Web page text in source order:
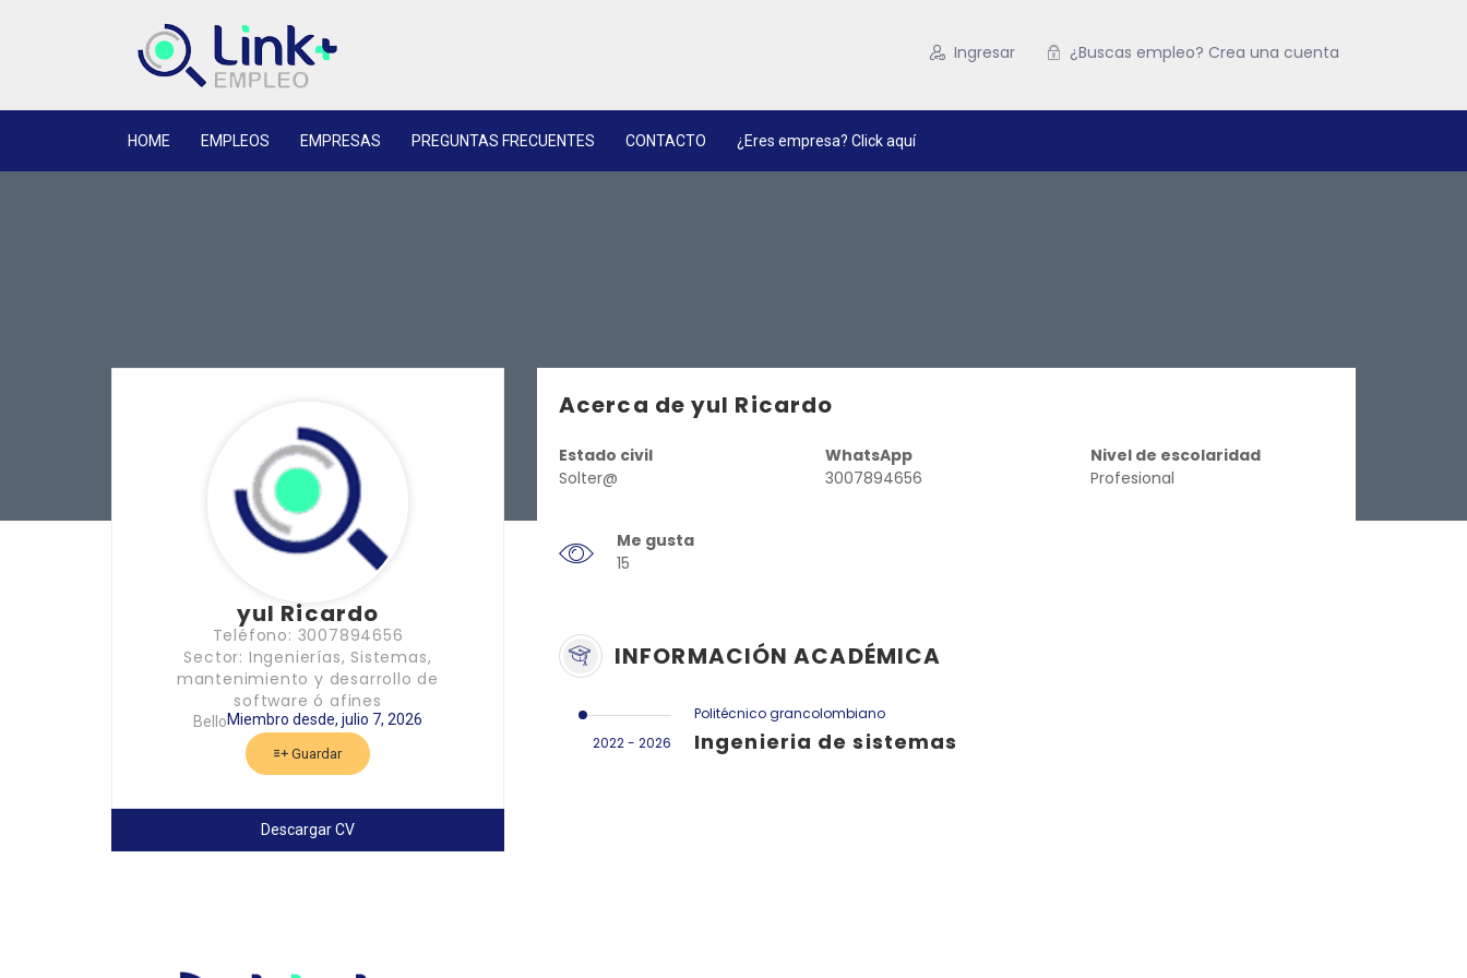
Ingresar ¿Buscas empleo? Crea una cuenta
HOME EMPLEOS EMPRESAS PREGUNTAS FRECUENTES CONTACTO ¿Eres empresa? Click aquí
yul Ricardo
Teléfono: 3007894656
Sector: Ingenierías, Sistemas,
mantenimiento y desarrollo de
software ó afines
BelloMiembro desde, julio 7, 2026
Guardar
Descargar CV
Acerca de yul Ricardo
Estado civil
Solter@
WhatsApp
3007894656
Nivel de escolaridad
Profesional
Me gusta
15
INFORMACIÓN ACADÉMICA
2022 - 2026
Politécnico grancolombiano
Ingenieria de sistemas